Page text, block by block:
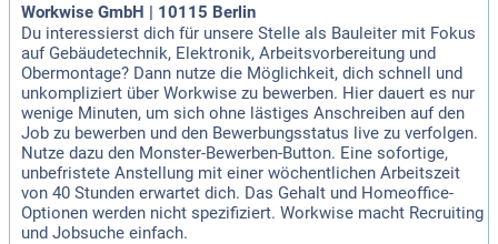
Workwise GmbH | 10115 Berlin
Du interessierst dich für unsere Stelle als Bauleiter mit Fokus
auf Gebäudetechnik, Elektronik, Arbeitsvorbereitung und
Obermontage? Dann nutze die Möglichkeit, dich schnell und
unkompliziert über Workwise zu bewerben. Hier dauert es nur
wenige Minuten, um sich ohne lästiges Anschreiben auf den
Job zu bewerben und den Bewerbungsstatus live zu verfolgen.
Nutze dazu den Monster-Bewerben-Button. Eine sofortige,
unbefristete Anstellung mit einer wöchentlichen Arbeitszeit
von 40 Stunden erwartet dich. Das Gehalt und Homeoffice-
Optionen werden nicht spezifiziert. Workwise macht Recruiting
und Jobsuche einfach.